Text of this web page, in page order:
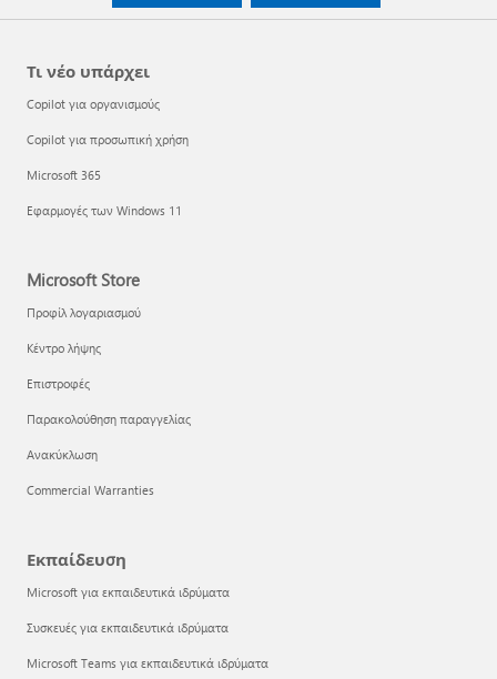
Τι νέο υπάρχει
Copilot για οργανισμούς
Copilot για προσωπική χρήση
Microsoft 365
Εφαρμογές των Windows 11
Microsoft Store
Προφίλ λογαριασμού
Κέντρο λήψης
Επιστροφές
Παρακολούθηση παραγγελίας
Ανακύκλωση
Commercial Warranties
Εκπαίδευση
Microsoft για εκπαιδευτικά ιδρύματα
Συσκευές για εκπαιδευτικά ιδρύματα
Microsoft Teams για εκπαιδευτικά ιδρύματα